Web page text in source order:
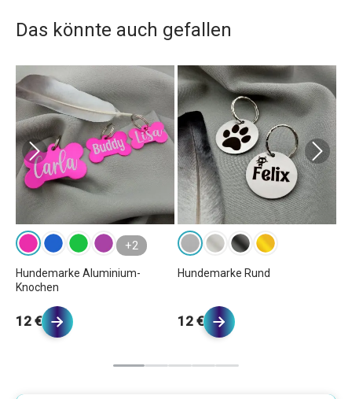
Das könnte auch gefallen
+2
Hundemarke Aluminium-
Knochen
12 €
Hundemarke Rund
12 €